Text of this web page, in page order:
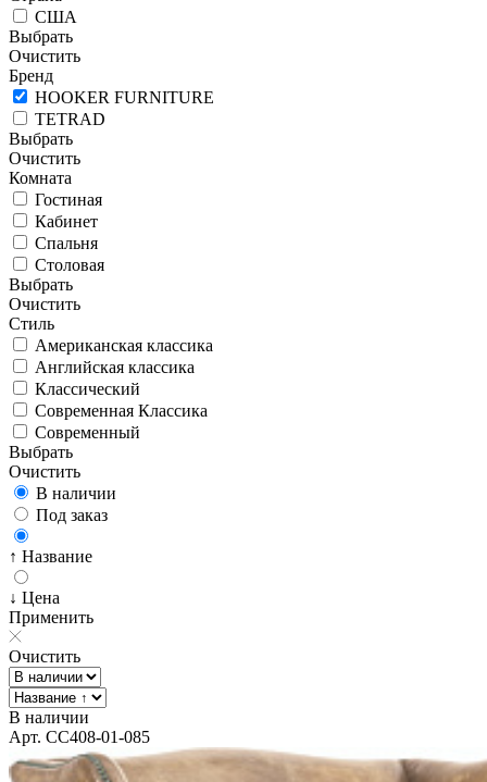
США
Выбрать
Очистить
Бренд
HOOKER FURNITURE
TETRAD
Выбрать
Очистить
Комната
Гостиная
Кабинет
Спальня
Столовая
Выбрать
Очистить
Стиль
Американская классика
Английская классика
Классический
Современная Классика
Современный
Выбрать
Очистить
В наличии
Под заказ
↑ Название
↓ Цена
Применить
Очистить
В наличии
Арт. CC408-01-085